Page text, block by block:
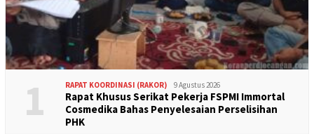
1 RAPAT KOORDINASI (RAKOR) 9 Agustus 2026
Rapat Khusus Serikat Pekerja FSPMI Immortal
Cosmedika Bahas Penyelesaian Perselisihan
PHK